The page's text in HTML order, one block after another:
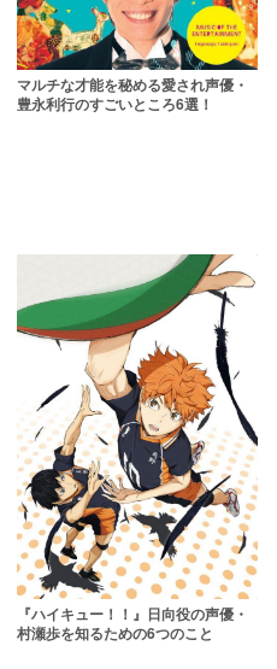
マルチな才能を秘める愛され声優・
豊永利行のすごいところ6選！
『ハイキュー！！』日向役の声優・
村瀬歩を知るための6つのこと